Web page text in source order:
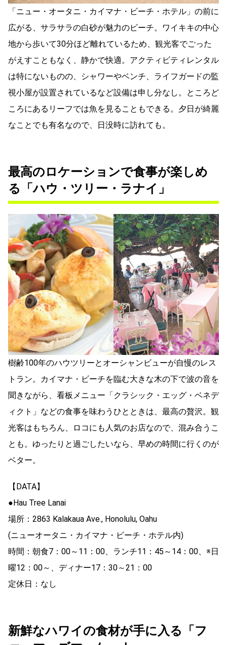
「ニュー・オータニ・カイマナ・ビーチ・ホテル」の前に
広がる、サラサラの白砂が魅力のビーチ。ワイキキの中心
地から歩いて30分ほど離れているため、観光客でごった
がえすこともなく、静かで快適。アクティビティレンタル
は特にないものの、シャワーやベンチ、ライフガードの監
視小屋が設置されているなど設備は申し分なし。ところど
ころにあるリーフでは魚を見ることもできる。夕日が綺麗
なことでも有名なので、日没時に訪れても。
最高のロケーションで食事が楽しめ
る「ハウ・ツリー・ラナイ」
樹齢100年のハウツリーとオーシャンビューが自慢のレス
トラン。カイマナ・ビーチを臨む大きな木の下で波の音を
聞きながら、看板メニュー「クラシック・エッグ・ベネデ
ィクト」などの食事を味わうひとときは、最高の贅沢。観
光客はもちろん、ロコにも人気のお店なので、混み合うこ
とも。ゆったりと過ごしたいなら、早めの時間に行くのが
ベター。
【DATA】
●Hau Tree Lanai
場所：2863 Kalakaua Ave., Honolulu, Oahu
(ニューオータニ・カイマナ・ビーチ・ホテル内)
時間：朝食7：00～11：00、ランチ11：45～14：00、※日
曜12：00～、ディナー17：30～21：00
定休日：なし
新鮮なハワイの食材が手に入る「フ